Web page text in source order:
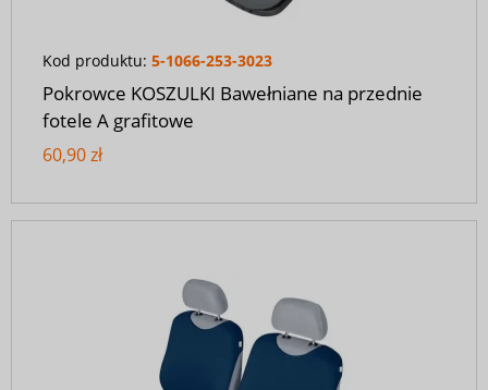
Kod produktu: 5-1066-253-3023
Pokrowce KOSZULKI Bawełniane na przednie
fotele A grafitowe
60,90 zł